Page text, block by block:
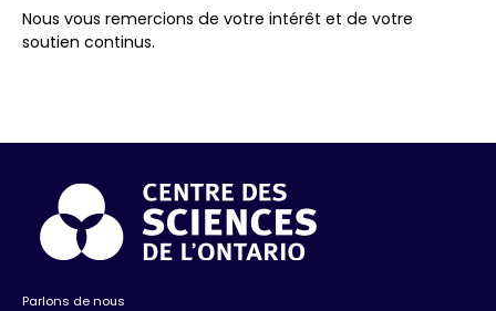
Nous vous remercions de votre intérêt et de votre
soutien continus.
Parlons de nous